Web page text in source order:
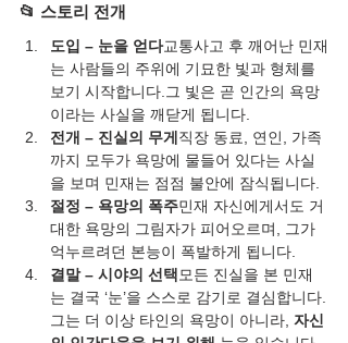
📂 스토리 전개
도입 – 눈을 얻다교통사고 후 깨어난 민재
는 사람들의 주위에 기묘한 빛과 형체를
보기 시작합니다.그 빛은 곧 인간의 욕망
이라는 사실을 깨닫게 됩니다.
전개 – 진실의 무게직장 동료, 연인, 가족
까지 모두가 욕망에 물들어 있다는 사실
을 보며 민재는 점점 불안에 잠식됩니다.
절정 – 욕망의 폭주민재 자신에게서도 거
대한 욕망의 그림자가 피어오르며, 그가
억누르려던 본능이 폭발하게 됩니다.
결말 – 시야의 선택모든 진실을 본 민재
는 결국 ‘눈’을 스스로 감기로 결심합니다.
그는 더 이상 타인의 욕망이 아니라, 자신